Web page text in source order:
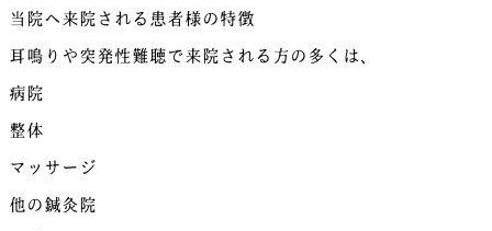
当院へ来院される患者様の特徴
耳鳴りや突発性難聴で来院される方の多くは、
病院
整体
マッサージ
他の鍼灸院